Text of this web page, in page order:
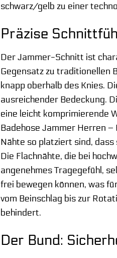
schwarz/gelb zu einer
Präzise
Der Jammer-Schnitt ist
Gegensatz zu traditionellen
knapp oberhalb des Knies.
ausreichender Bedeckung.
eine leicht komprimierende
Badehose Jammer Herren
Nähte so platziert sind,
Die Flachnähte, die bei
angenehmes Tragegefühl,
frei bewegen können, was
vom Beinschlag bis zur
behindert.
Der Bund: